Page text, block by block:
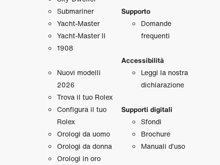
Submariner
Yacht‑Master
Yacht‑Master II
1908
Nuovi modelli
2026
Trova il tuo Rolex
Configura il tuo
Rolex
Orologi da uomo
Orologi da donna
Orologi in oro
Supporto
Domande
frequenti
Accessibilità
Leggi la nostra
dichiarazione
Supporti digitali
Sfondi
Brochure
Manuali d’uso